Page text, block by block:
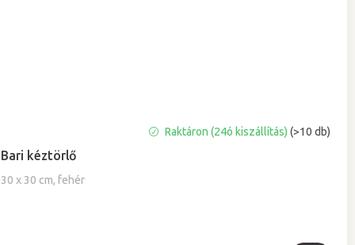
Bari kéztörlő
30 x 30 cm, fehér
termék
átlagos
értékelése
Raktáron (24ó kiszállítás)(>10 db)